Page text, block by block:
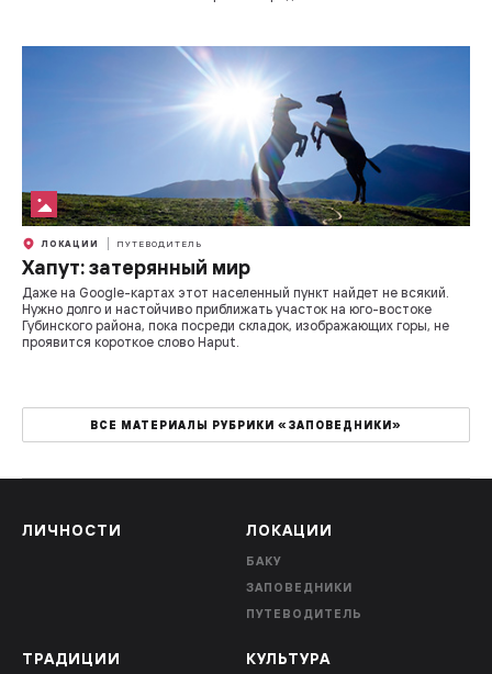
ЛОКАЦИИ ПУТЕВОДИТЕЛЬ
Хапут: затерянный мир
Даже на Google-картах этот населенный пункт найдет не всякий.
Нужно долго и настойчиво приближать участок на юго-востоке
Губинского района, пока посреди складок, изображающих горы, не
проявится короткое слово Haput.
ВСЕ МАТЕРИАЛЫ РУБРИКИ «ЗАПОВЕДНИКИ»
ЛИЧНОСТИ ЛОКАЦИИ
БАКУ
ЗАПОВЕДНИКИ
ПУТЕВОДИТЕЛЬ
ТРАДИЦИИ КУЛЬТУРА